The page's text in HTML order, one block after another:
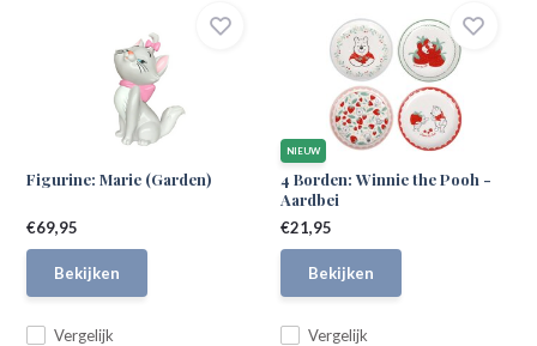
Figurine: Marie (Garden)
Vergelijk
€69,95
Bekijken
NIEUW
4 Borden: Winnie the Pooh -
Aardbei
Vergelijk
€21,95
Bekijken